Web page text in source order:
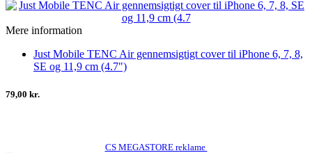
Mere information
Just Mobile TENC Air gennemsigtigt cover til iPhone 6, 7, 8,
SE og 11,9 cm (4.7")
79,00 kr.
CS MEGASTORE reklame